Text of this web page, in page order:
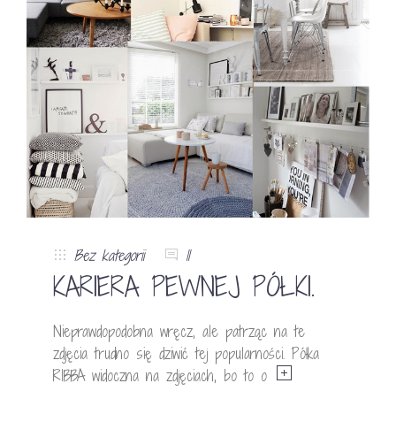
Bez kategorii 11
KARIERA PEWNEJ PÓŁKI.
Nieprawdopodobna wręcz, ale patrząc na te
zdjęcia trudno się dziwić tej popularności. Półka
RIBBA widoczna na zdjęciach, bo to o